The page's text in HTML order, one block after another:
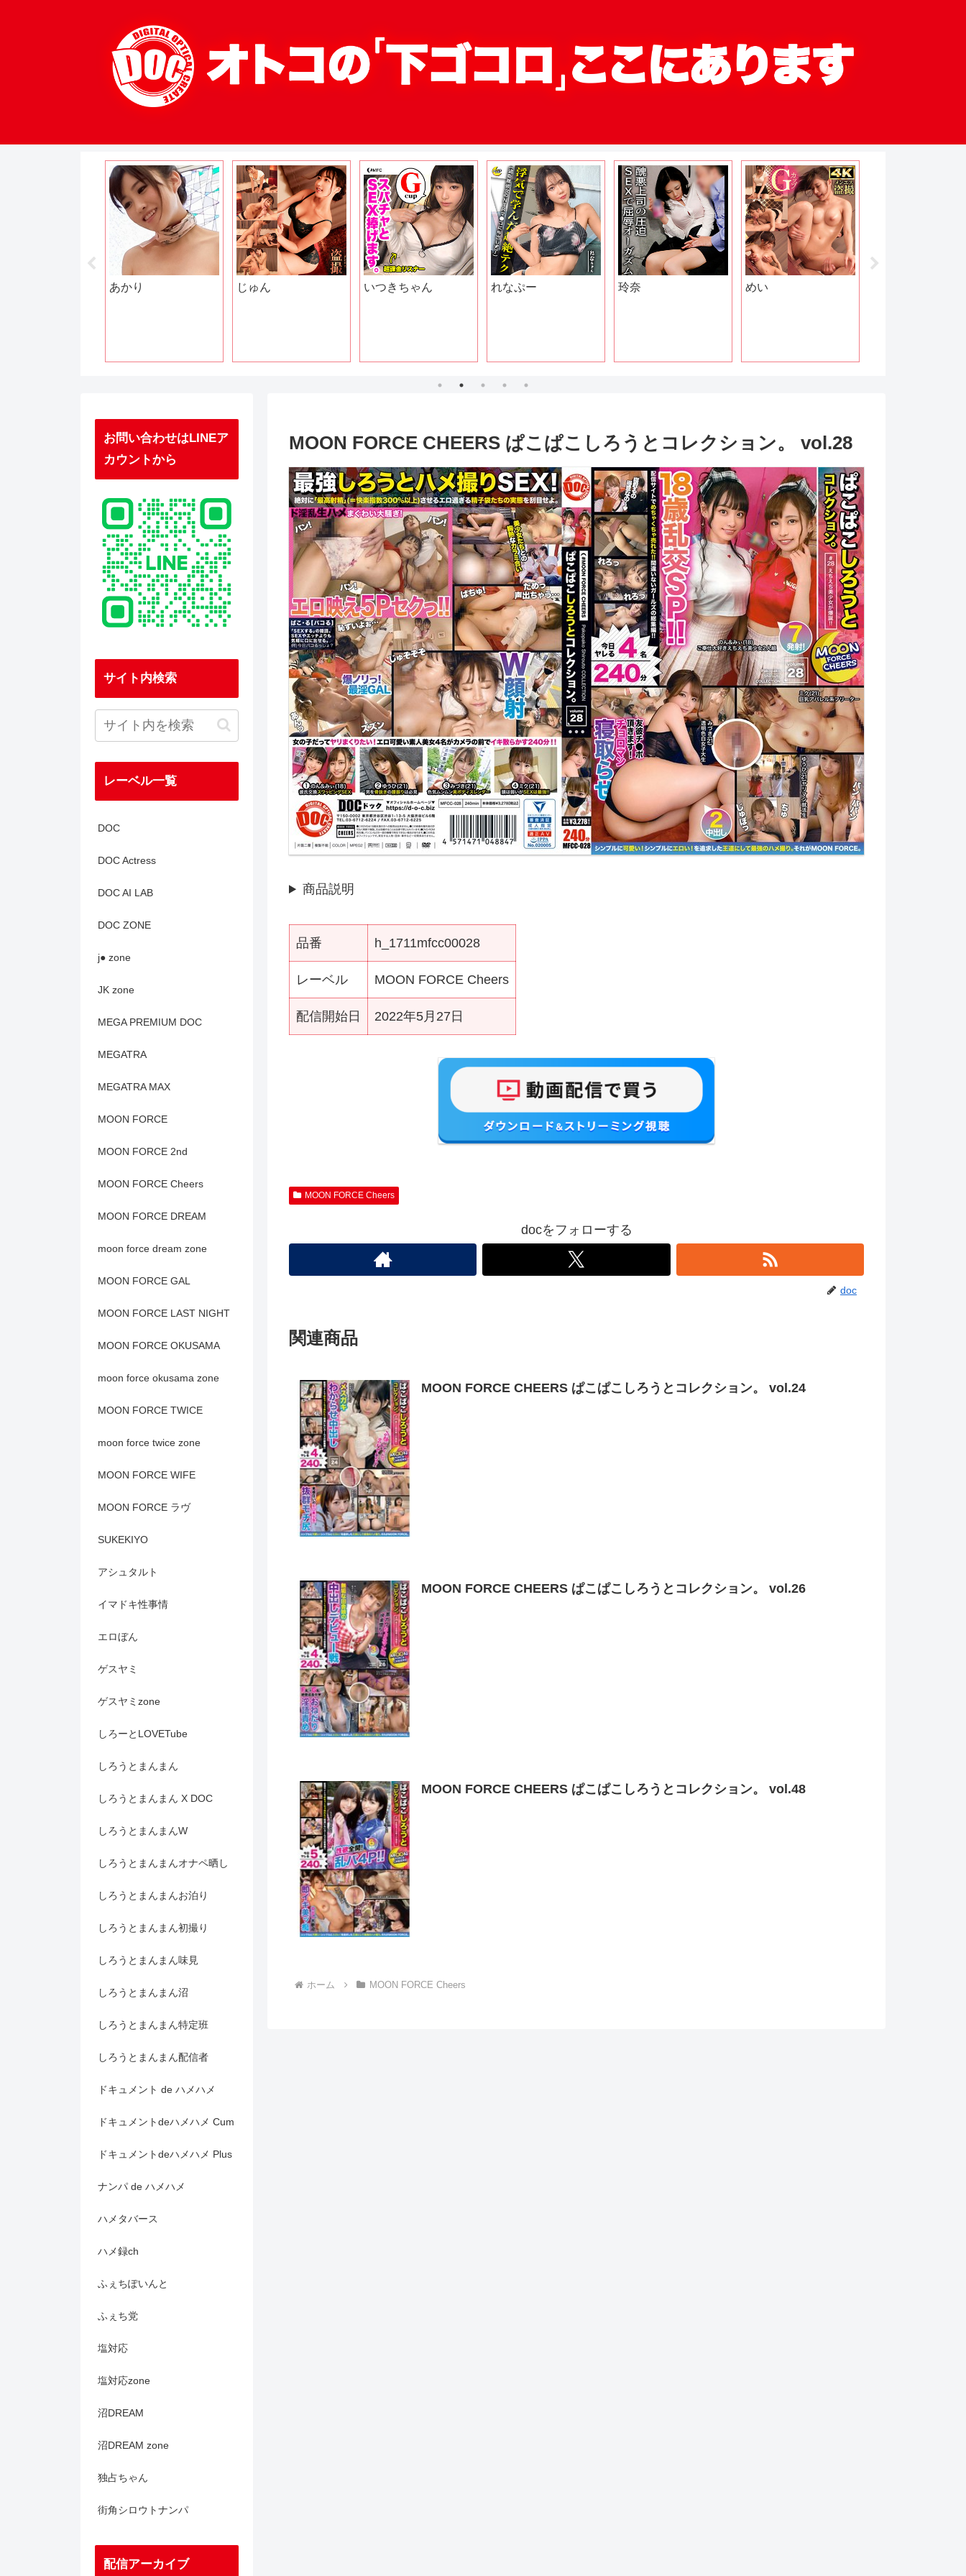
あかり じゅん いつきちゃん れなぷー 玲奈 めい
MOON FORCE CHEERS ぱこぱこしろうとコレクション。 vol.28
商品説明
品番 h_1711mfcc00028
レーベル MOON FORCE Cheers
配信開始日 2022年5月27日
MOON FORCE Cheers
docをフォローする
doc
関連商品
MOON FORCE CHEERS ぱこぱこしろうとコレクション。 vol.24
MOON FORCE CHEERS ぱこぱこしろうとコレクション。 vol.26
MOON FORCE CHEERS ぱこぱこしろうとコレクション。 vol.48
ホーム MOON FORCE Cheers
お問い合わせはLINEア
カウントから
サイト内検索
レーベル一覧
DOC
DOC Actress
DOC AI LAB
DOC ZONE
j● zone
JK zone
MEGA PREMIUM DOC
MEGATRA
MEGATRA MAX
MOON FORCE
MOON FORCE 2nd
MOON FORCE Cheers
MOON FORCE DREAM
moon force dream zone
MOON FORCE GAL
MOON FORCE LAST NIGHT
MOON FORCE OKUSAMA
moon force okusama zone
MOON FORCE TWICE
moon force twice zone
MOON FORCE WIFE
MOON FORCE ラヴ
SUKEKIYO
アシュタルト
イマドキ性事情
エロぼん
ゲスヤミ
ゲスヤミzone
しろーとLOVETube
しろうとまんまん
しろうとまんまん X DOC
しろうとまんまんW
しろうとまんまんオナペ晒し
しろうとまんまんお泊り
しろうとまんまん初撮り
しろうとまんまん味見
しろうとまんまん沼
しろうとまんまん特定班
しろうとまんまん配信者
ドキュメント de ハメハメ
ドキュメントdeハメハメ Cum
ドキュメントdeハメハメ Plus
ナンパ de ハメハメ
ハメタバース
ハメ録ch
ふぇちぽいんと
ふぇち党
塩対応
塩対応zone
沼DREAM
沼DREAM zone
独占ちゃん
街角シロウトナンパ
配信アーカイブ